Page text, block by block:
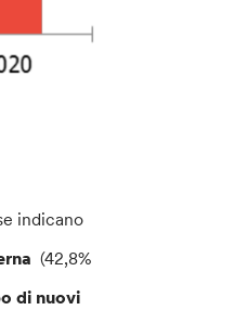
indicano
(42,8%
di nuovi